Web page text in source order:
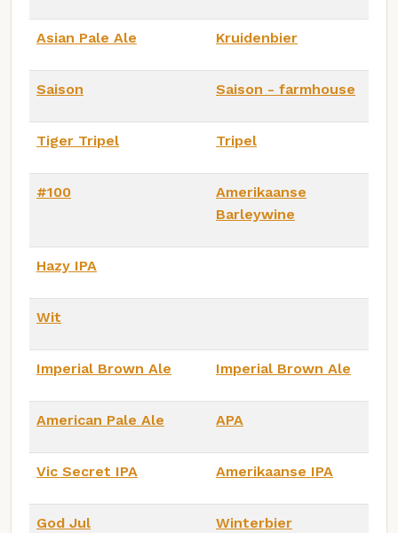
Asian Pale Ale Kruidenbier
Saison Saison - farmhouse
Tiger Tripel Tripel
#100
Amerikaanse
Barleywine
Hazy IPA
Wit
Imperial Brown Ale Imperial Brown Ale
American Pale Ale APA
Vic Secret IPA Amerikaanse IPA
God Jul Winterbier